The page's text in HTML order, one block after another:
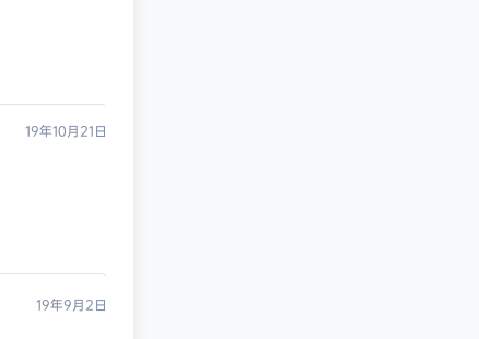
19年10月21日
19年9月2日